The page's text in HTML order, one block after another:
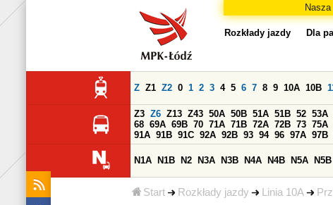
Start Rozkłady jazdy Linia 10A
Rozkłady jazdy Dla
Z Z1 Z2 0 1 2 3 4 5 6 7 8 9 10A 10B
Z3 Z6 Z13 Z43 50A 50B 51A 51B 52 53A
68 69A 69B 70 71A 71B 72A 72B 73 75A
91A 91B 91C 92A 92B 93 94 96 97A 97B
N1A N1B N2 N3A N3B N4A N4B N5A N5B